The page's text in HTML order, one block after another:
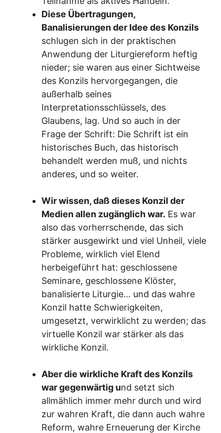
Diese Übertragungen,
Banalisierungen der Idee des Konzils
schlugen sich in der praktischen
Anwendung der Liturgiereform heftig
nieder; sie waren aus einer Sichtweise
des Konzils hervorgegangen, die
außerhalb seines
Interpretationsschlüssels, des
Glaubens, lag. Und so auch in der
Frage der Schrift: Die Schrift ist ein
historisches Buch, das historisch
behandelt werden muß, und nichts
anderes, und so weiter.
Wir wissen, daß dieses Konzil der
Medien allen zugänglich war. Es war
also das vorherrschende, das sich
stärker ausgewirkt und viel Unheil, viele
Probleme, wirklich viel Elend
herbeigeführt hat: geschlossene
Seminare, geschlossene Klöster,
banalisierte Liturgie… und das wahre
Konzil hatte Schwierigkeiten,
umgesetzt, verwirklicht zu werden; das
virtuelle Konzil war stärker als das
wirkliche Konzil.
Aber die wirkliche Kraft des Konzils
war gegenwärtig und setzt sich
allmählich immer mehr durch und wird
zur wahren Kraft, die dann auch wahre
Reform, wahre Erneuerung der Kirche